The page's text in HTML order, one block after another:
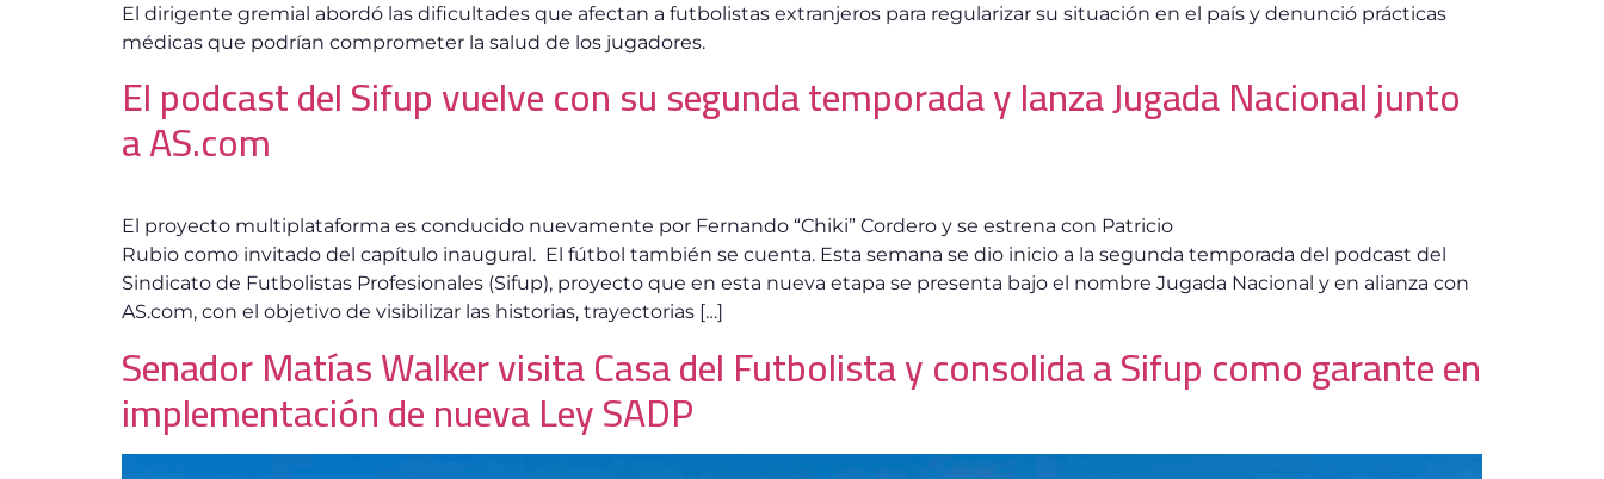
El dirigente gremial abordó las dificultades que afectan a futbolistas extranjeros para regularizar su situación en el país y denunció prácticas
médicas que podrían comprometer la salud de los jugadores.
El podcast del Sifup vuelve con su segunda temporada y lanza Jugada Nacional junto
a AS.com
El proyecto multiplataforma es conducido nuevamente por Fernando “Chiki” Cordero y se estrena con Patricio
Rubio como invitado del capítulo inaugural. El fútbol también se cuenta. Esta semana se dio inicio a la segunda temporada del podcast del
Sindicato de Futbolistas Profesionales (Sifup), proyecto que en esta nueva etapa se presenta bajo el nombre Jugada Nacional y en alianza con
AS.com, con el objetivo de visibilizar las historias, trayectorias […]
Senador Matías Walker visita Casa del Futbolista y consolida a Sifup como garante en
implementación de nueva Ley SADP